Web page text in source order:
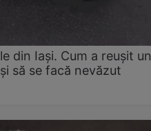
din Iași. Cum a reușit un
să se facă nevăzut